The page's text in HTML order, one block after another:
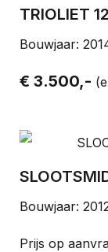
TRIOLIET
Bouwjaar:
€ 3.500,-
Bouwjaar:
Prijs op